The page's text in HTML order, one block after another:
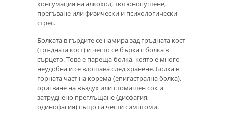
консумация на алкохол, тютюнопушене,
прегъване или физически и психологически
стрес.
Болката в гърдите се намира зад гръдната кост
(гръдната кост) и често се бърка с болка в
сърцето. Това е пареща болка, която е много
неудобна и се влошава след хранене. Болка в
горната част на корема (епигастрална болка),
оригване на въздух или стомашен сок и
затруднено преглъщане (дисфагия,
одинофагия) също са чести симптоми.